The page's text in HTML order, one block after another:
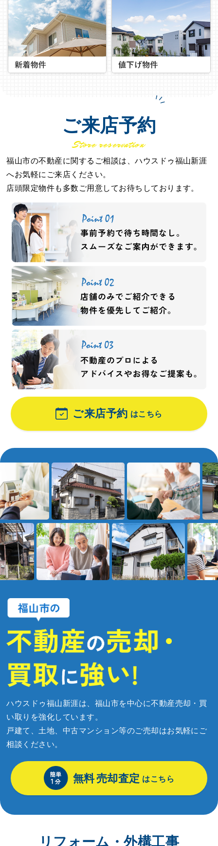
ご来店予約
Store reservation
福山市の不動産に関するご相談は、ハウスドゥ福山新涯
へお気軽にご来店ください。
店頭限定物件も多数ご用意してお待ちしております。
ご来店予約 はこちら
ハウスドゥ福山新涯は、福山市を中心に不動産売却・買
い取りを強化しています。
戸建て、土地、中古マンション等のご売却はお気軽にご
相談ください。
無料売却査定 はこちら
リフォーム・外構工事